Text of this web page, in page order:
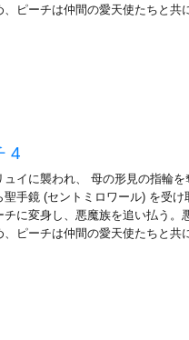
、ピーチは仲間の愛天使たちと共
4
イに襲われ、 母の形見の指輪
聖手鏡 (セントミロワール) を受
に変身し、悪魔族を追い払う。
、ピーチは仲間の愛天使たちと共